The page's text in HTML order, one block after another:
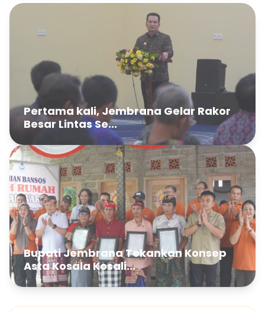
Pertama kali, Jembrana Gelar Rakor
Besar Lintas Se...
Bupati Jembrana Tekankan Konsep
Asta Kosala Kosali...